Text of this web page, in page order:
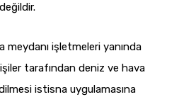
meydanı işletmeleri yanında
tarafından deniz ve hava
istisna uygulamasına